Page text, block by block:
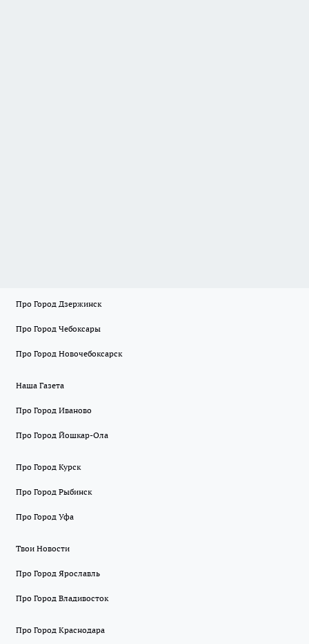
Про Город Дзержинск
Про Город Чебоксары
Про Город Новочебоксарск
Наша Газета
Про Город Иваново
Про Город Йошкар-Ола
Про Город Курск
Про Город Рыбинск
Про Город Уфа
Твои Новости
Про Город Ярославль
Про Город Владивосток
Про Город Краснодара